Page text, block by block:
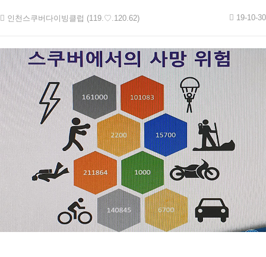
인천스쿠버다이빙클럽 (119.♡.120.62) 19-10-30